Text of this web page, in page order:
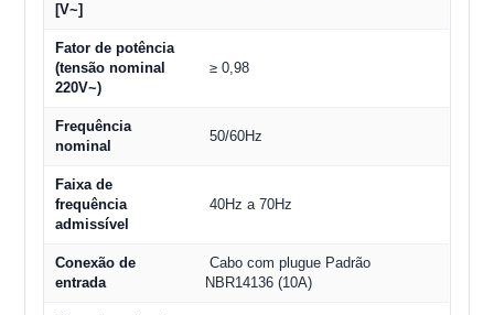
[V~]
Fator de potência
(tensão nominal
220V~)
≥ 0,98
Frequência
nominal
50/60Hz
Faixa de
frequência
admissível
40Hz a 70Hz
Conexão de
entrada
Cabo com plugue Padrão
NBR14136 (10A)